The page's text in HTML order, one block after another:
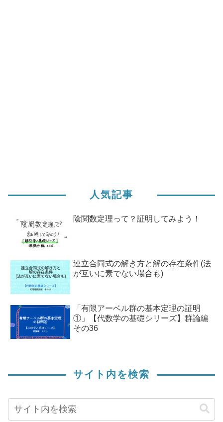
人気記事
陰関数定理って？証明してみよう！
連立合同式の解き方と解の存在条件(法
が互いに素でない場合も)
「有限アーベル群の基本定理の証明
①」【代数学の基礎シリーズ】群論編
その36
サイト内を検索